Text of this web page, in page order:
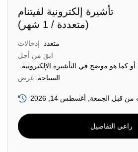
تأشيرة إلكترونية لفيتنام
(متعددة / 1 شهر)
إدخالات
متعدد
ابقَ من أجل
غرض السياحة
قبل الجمعة, أغسطس 14, 2026
راعي التفاصيل